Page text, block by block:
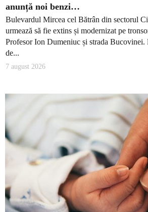
anunță noi benzi…
Bulevardul Mircea cel Bătrân din sectorul
urmează să fie extins și modernizat pe
Profesor Ion Dumeniuc și strada Bucovinei.
de...
7 august 2026